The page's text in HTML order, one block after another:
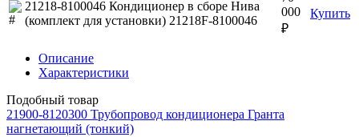
21218-8100046 Кондиционер в сборе Нива
(комплект для установки) 21218F-8100046
000
₽
Купить
Описание
Характеристики
Подобный товар
21900-8120300 Трубопровод кондиционера Гранта
нагнетающий (тонкий)